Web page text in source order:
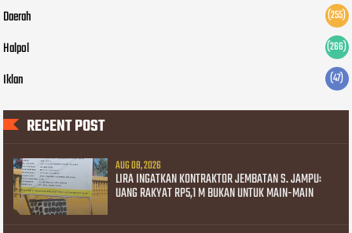
Daerah (255)
Halpol (266)
Iklan (47)
RECENT POST
AUG 08, 2026
LIRA INGATKAN KONTRAKTOR JEMBATAN S. JAMPU:
UANG RAKYAT RP5,1 M BUKAN UNTUK MAIN-MAIN